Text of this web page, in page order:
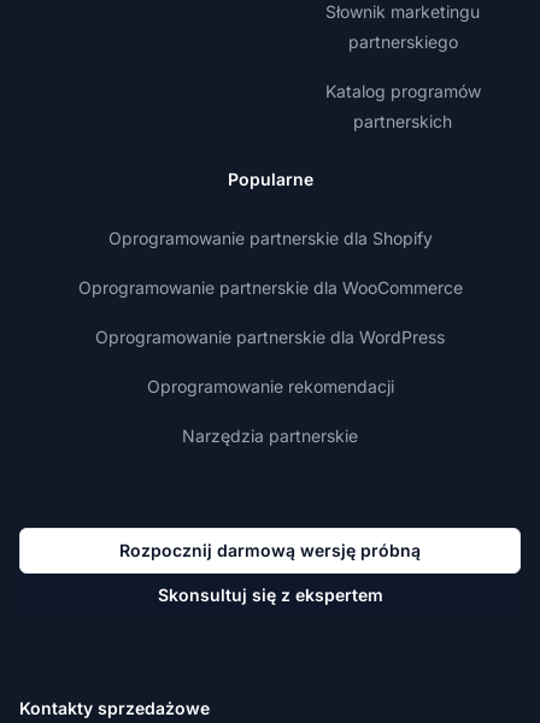
Słownik marketingu
partnerskiego
Katalog programów
partnerskich
Popularne
Oprogramowanie partnerskie dla Shopify
Oprogramowanie partnerskie dla WooCommerce
Oprogramowanie partnerskie dla WordPress
Oprogramowanie rekomendacji
Narzędzia partnerskie
Rozpocznij darmową wersję próbną
Skonsultuj się z ekspertem
Kontakty sprzedażowe